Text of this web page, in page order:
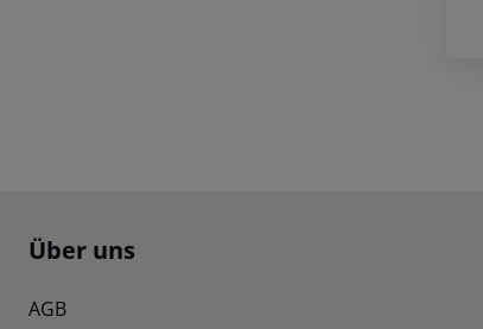
Footer navigation
Über uns
AGB